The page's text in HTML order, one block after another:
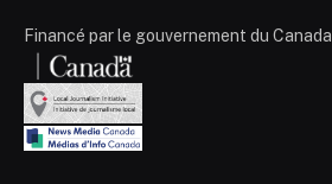
Financé par le gouvernement du Canada